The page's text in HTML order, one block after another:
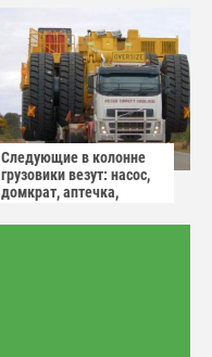
Следующие в колонне
грузовики везут: насос,
домкрат, аптечка,